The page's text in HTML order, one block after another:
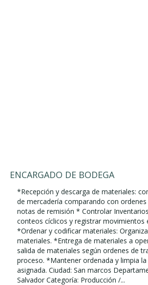
ENCARGADO DE BODEGA
*Recepción y descarga de materiales:
de mercadería comparando con
notas de remisión * Controlar
conteos cíclicos y registrar movimientos
*Ordenar y codificar materiales:
materiales. *Entrega de materiales a
salida de materiales según ordenes de
proceso. *Mantener ordenada y limpia
asignada. Ciudad: San marcos
Salvador Categoría: Producción /...